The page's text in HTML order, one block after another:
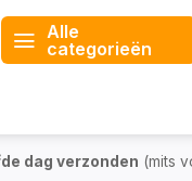
Alle
categorieën
dag verzonden (mits